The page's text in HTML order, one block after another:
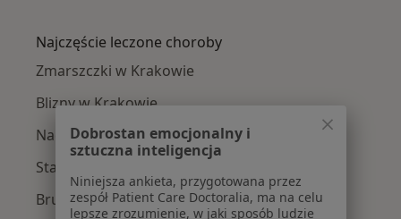
Najczęście leczone choroby
Zmarszczki w Krakowie
Blizny w Krakowie
Nadpotliwość w Krakowie
Starzenie się skóry w Krakowie
Bruksizm w Krakowie
Dobrostan emocjonalny i
sztuczna inteligencja
Niniejsza ankieta, przygotowana przez
zespół Patient Care Doctoralia, ma na celu
lepsze zrozumienie, w jaki sposób ludzie